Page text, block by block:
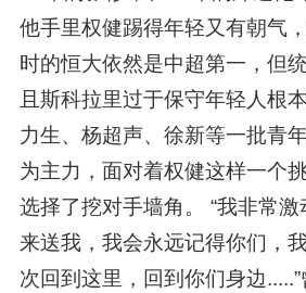
他手里权健踢得年轻又有朝气
时的恒大依然是中超第一，但
且斯科拉里过于保守年轻人根
力生、杨超声、徐新等一批青
为主力，面对着权健这样一个
选择了挖对手墙角。 “我非常
来送我，我会永远记得你们，
次回到这里，回到你们身边